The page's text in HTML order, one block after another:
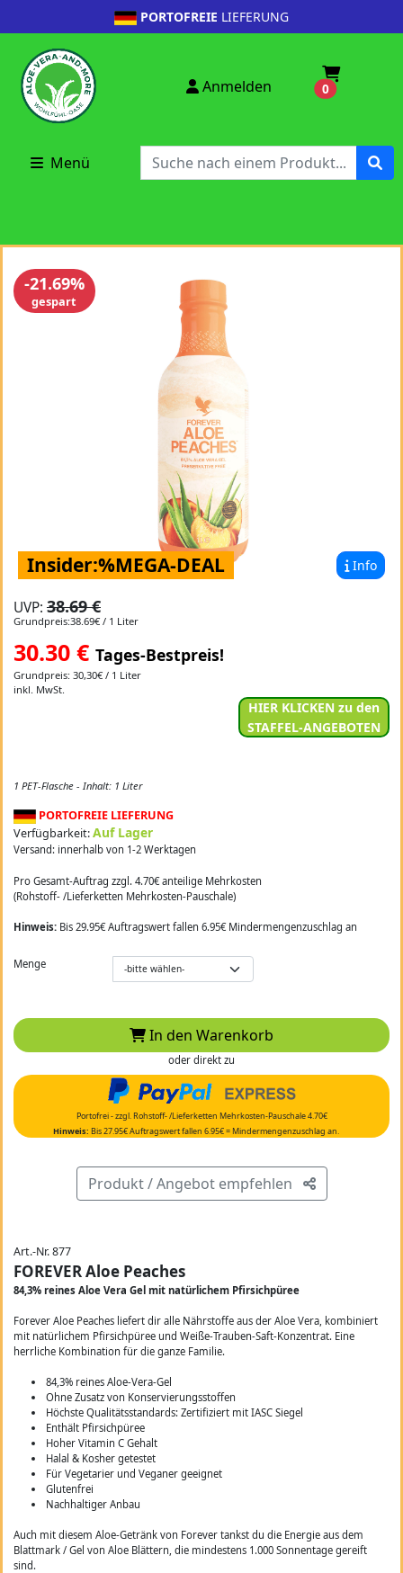
PORTOFREIE LIEFERUNG
Anmelden 0
Menü
-21.69%
gespart
Info
Insider:%MEGA-DEAL
UVP: 38.69 €
Grundpreis:38.69€ / 1 Liter
30.30 € Tages-Bestpreis!
Grundpreis: 30,30€ / 1 Liter
inkl. MwSt.
HIER KLICKEN zu den
STAFFEL-ANGEBOTEN
1 PET-Flasche - Inhalt: 1 Liter
PORTOFREIE LIEFERUNG
Verfügbarkeit:Auf Lager
Versand: innerhalb von 1-2 Werktagen
Pro Gesamt-Auftrag zzgl. 4.70€ anteilige Mehrkosten
(Rohstoff- /Lieferketten Mehrkosten-Pauschale)
Hinweis: Bis 29.95€ Auftragswert fallen 6.95€ Mindermengenzuschlag an
Menge
In den Warenkorb
oder direkt zu
Portofrei - zzgl. Rohstoff- /Lieferketten Mehrkosten-Pauschale 4.70€
Hinweis: Bis 27.95€ Auftragswert fallen 6.95€ = Mindermengenzuschlag an.
Produkt / Angebot empfehlen
Art.-Nr. 877
FOREVER Aloe Peaches
84,3% reines Aloe Vera Gel mit natürlichem Pfirsichpüree
Forever Aloe Peaches liefert dir alle Nährstoffe aus der Aloe Vera, kombiniert
mit natürlichem Pfirsichpüree und Weiße-Trauben-Saft-Konzentrat. Eine
herrliche Kombination für die ganze Familie.
84,3% reines Aloe-Vera-Gel
Ohne Zusatz von Konservierungsstoffen
Höchste Qualitätsstandards: Zertifiziert mit IASC Siegel
Enthält Pfirsichpüree
Hoher Vitamin C Gehalt
Halal & Kosher getestet
Für Vegetarier und Veganer geeignet
Glutenfrei
Nachhaltiger Anbau
Auch mit diesem Aloe-Getränk von Forever tankst du die Energie aus dem
Blattmark / Gel von Aloe Blättern, die mindestens 1.000 Sonnentage gereift
sind.